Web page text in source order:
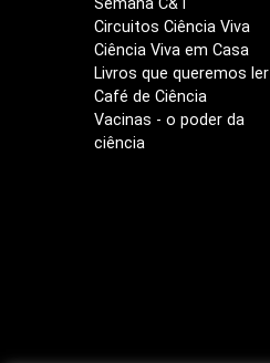
Semana C&T
Circuitos Ciência Viva
Ciência Viva em Casa
Livros que queremos ler
Café de Ciência
Vacinas - o poder da
ciência